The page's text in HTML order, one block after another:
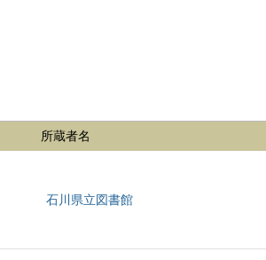
所蔵者名
石川県立図書館